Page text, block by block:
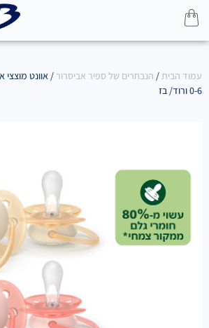
עמוד הבית/ הנבחרים של ספיר אביסרור
0-6 ורוד/ בז